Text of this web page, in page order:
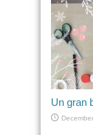
Un gran